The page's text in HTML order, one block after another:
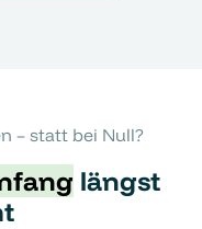
– statt bei Null?
längst